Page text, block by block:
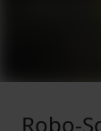
Robo-